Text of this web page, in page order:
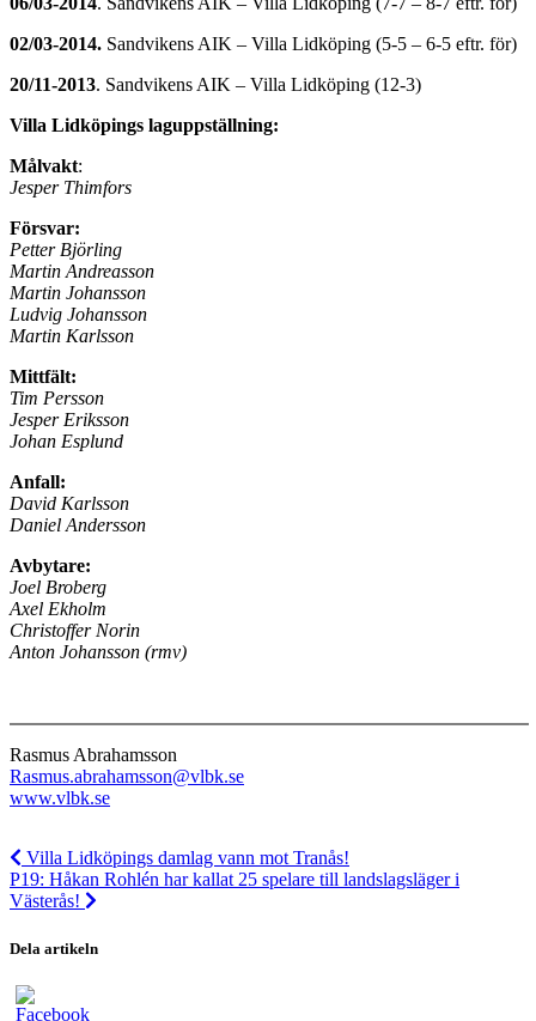
02/03-2014. Sandvikens AIK – Villa Lidköping (5-5 – 6-5 eftr. för)
20/11-2013. Sandvikens AIK – Villa Lidköping (12-3)
Villa Lidköpings laguppställning:
Målvakt:
Jesper Thimfors
Försvar:
Petter Björling
Martin Andreasson
Martin Johansson
Ludvig Johansson
Martin Karlsson
Mittfält:
Tim Persson
Jesper Eriksson
Johan Esplund
Anfall:
David Karlsson
Daniel Andersson
Avbytare:
Joel Broberg
Axel Ekholm
Christoffer Norin
Anton Johansson (rmv)
Rasmus Abrahamsson
Rasmus.abrahamsson@vlbk.se
www.vlbk.se
Villa Lidköpings damlag vann mot Tranås!
P19: Håkan Rohlén har kallat 25 spelare till landslagsläger i
Västerås!
Dela artikeln